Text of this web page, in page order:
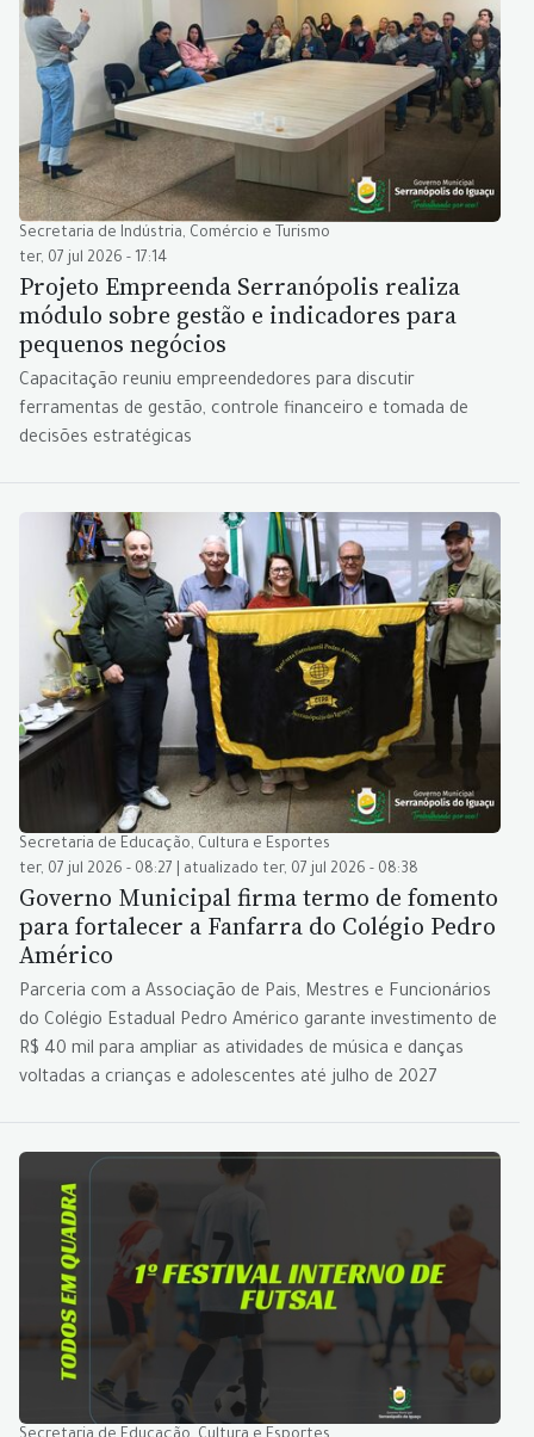
Secretaria de Indústria, Comércio e Turismo
ter, 07 jul 2026 - 17:14
Projeto Empreenda Serranópolis realiza
módulo sobre gestão e indicadores para
pequenos negócios
Capacitação reuniu empreendedores para discutir
ferramentas de gestão, controle financeiro e tomada de
decisões estratégicas
Secretaria de Educação, Cultura e Esportes
ter, 07 jul 2026 - 08:27 | atualizado ter, 07 jul 2026 - 08:38
Governo Municipal firma termo de fomento
para fortalecer a Fanfarra do Colégio Pedro
Américo
Parceria com a Associação de Pais, Mestres e Funcionários
do Colégio Estadual Pedro Américo garante investimento de
R$ 40 mil para ampliar as atividades de música e danças
voltadas a crianças e adolescentes até julho de 2027